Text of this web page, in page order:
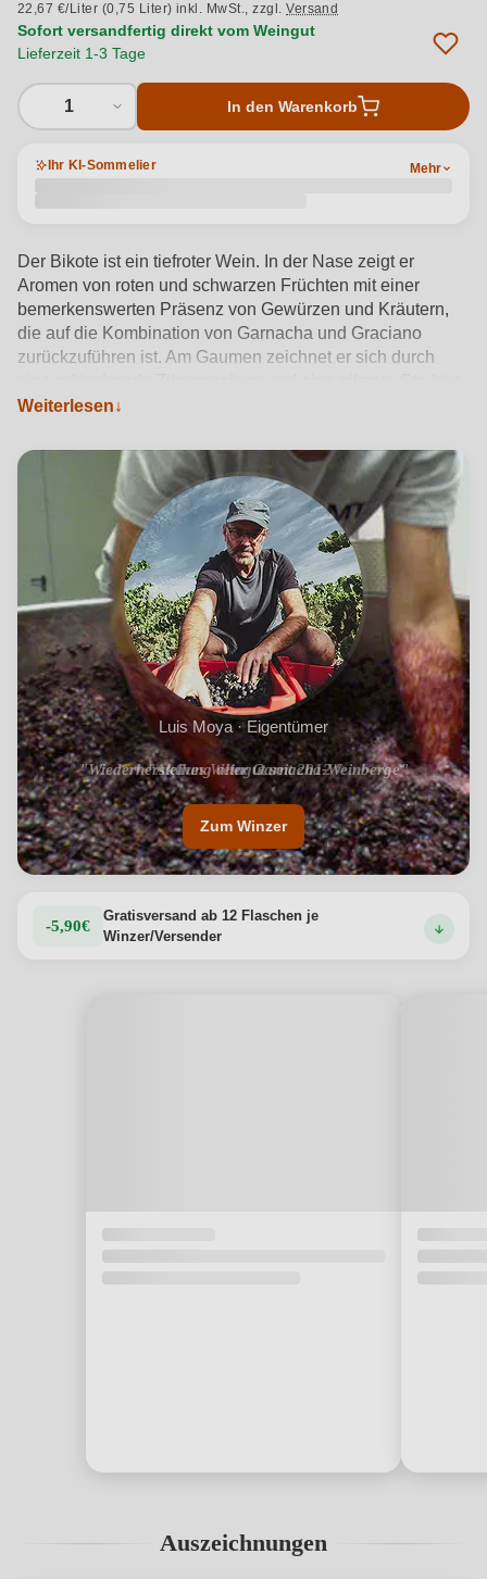
22,67 €/Liter (0,75 Liter) inkl. MwSt.,zzgl.Versand
Sofort versandfertig direkt vom Weingut
Lieferzeit 1-3 Tage
1 In den Warenkorb
Ihr KI-Sommelier Mehr
Der Bikote ist ein tiefroter Wein. In der Nase zeigt er
Aromen von roten und schwarzen Früchten mit einer
bemerkenswerten Präsenz von Gewürzen und Kräutern,
die auf die Kombination von Garnacha und Graciano
zurückzuführen ist. Am Gaumen zeichnet er sich durch
aus, die auf den Einfluss der Rebsorte Graciano
Weiterlesen
Luis Moya · Eigentümer
"Wiederherstellung alter Garnacha-Weinberge"
Zum Winzer
-5,90€
Gratisversand ab 12 Flaschen je
Winzer/Versender
Auszeichnungen